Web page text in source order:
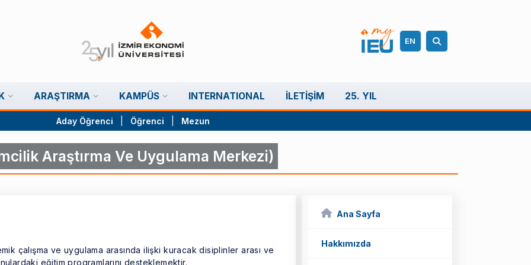
EN
ARAŞTIRMA KAMPÜS INTERNATIONAL İLETIŞIM 25. YIL
Aday Öğrenci Öğrenci Mezun
Araştırma Ve Uygulama Merkezi)
çalışma ve uygulama arasında ilişki kuracak disiplinler arası ve
eğitim programlarını desteklemektir.
Ana Sayfa
Hakkımızda